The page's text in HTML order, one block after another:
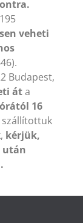
veheti
Budapest,
áta
16
kérjük,
után